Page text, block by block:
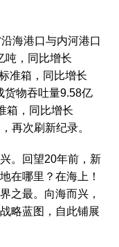
海港口与内河港口
吨，同比增长
准箱，同比增长
货物吞吐量9.58亿
箱，同比增长
再次刷新纪录。
。回望20年前，新
在哪里？在海上！
之最。向海而兴，
略蓝图，自此铺展